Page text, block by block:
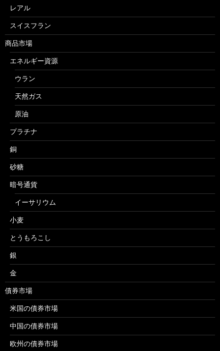
レアル
スイスフラン
商品市場
エネルギー資源
ウラン
天然ガス
原油
プラチナ
銅
砂糖
暗号通貨
イーサリウム
小麦
とうもろこし
銀
金
債券市場
米国の債券市場
中国の債券市場
欧州の債券市場